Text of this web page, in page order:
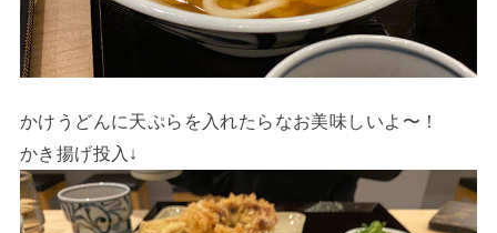
かけうどんに天ぷらを入れたらなお美味しいよ〜！
かき揚げ投入↓